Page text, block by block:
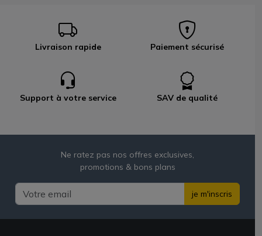
Livraison rapide Paiement sécurisé
Support à votre service SAV de qualité
Ne ratez pas nos offres exclusives,
promotions & bons plans
je m'inscris